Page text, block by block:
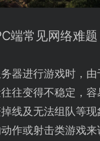
端常见网络难题
器进行游戏时，
往变得不稳定，
线及无法组队等
作或射击类游戏